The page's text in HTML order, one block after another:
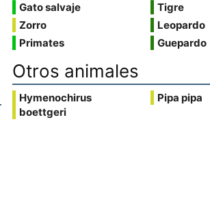
Gato salvaje
Zorro
Primates
Tigre
Leopardo
Guepardo
Otros animales
Hymenochirus
boettgeri
Pipa pipa